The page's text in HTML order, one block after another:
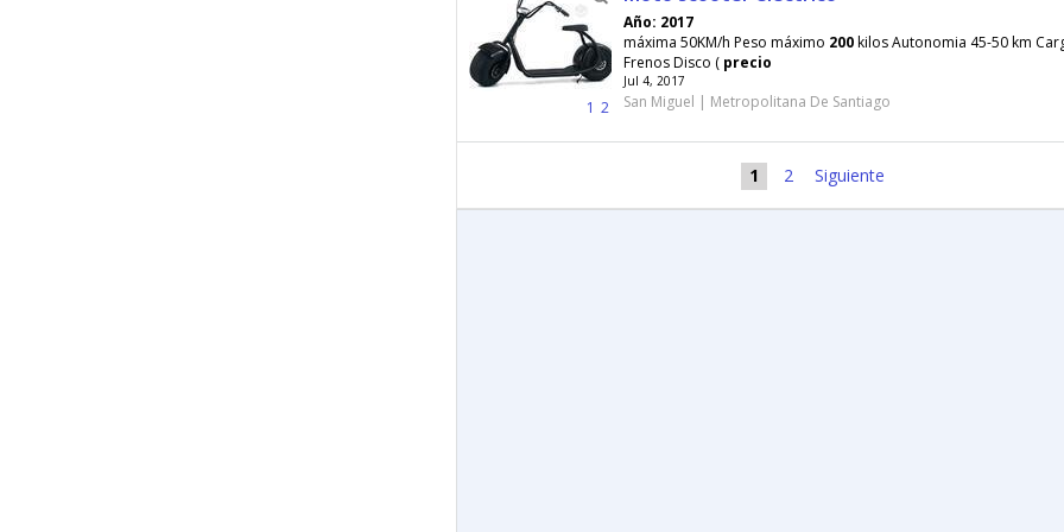
1 2
Año: 2017
máxima 50KM/h Peso máximo 200kilos Autonomia 45-50 km
Frenos Disco ( precio
Jul 4, 2017
San Miguel | Metropolitana De Santiago
1 2 Siguiente